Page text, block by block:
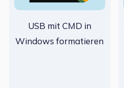
USB mit CMD in
Windows formatieren